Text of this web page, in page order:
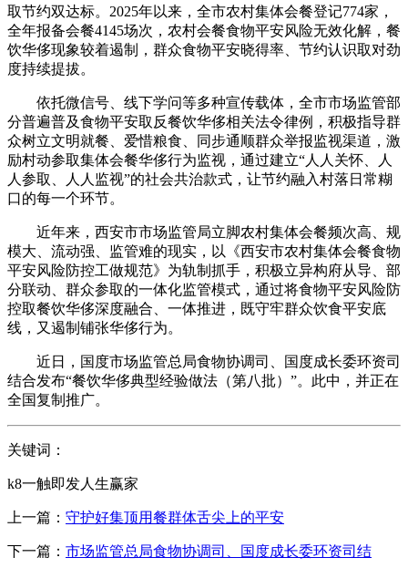
取节约双达标。2025年以来，全市农村集体会餐登记774家，
全年报备会餐4145场次，农村会餐食物平安风险无效化解，餐
饮华侈现象较着遏制，群众食物平安晓得率、节约认识取对劲
度持续提拔。
依托微信号、线下学问等多种宣传载体，全市市场监管部
分普遍普及食物平安取反餐饮华侈相关法令律例，积极指导群
众树立文明就餐、爱惜粮食、同步通顺群众举报监视渠道，激
励村动参取集体会餐华侈行为监视，通过建立“人人关怀、人
人参取、人人监视”的社会共治款式，让节约融入村落日常糊
口的每一个环节。
近年来，西安市市场监管局立脚农村集体会餐频次高、规
模大、流动强、监管难的现实，以《西安市农村集体会餐食物
平安风险防控工做规范》为轨制抓手，积极立异构府从导、部
分联动、群众参取的一体化监管模式，通过将食物平安风险防
控取餐饮华侈深度融合、一体推进，既守牢群众饮食平安底
线，又遏制铺张华侈行为。
近日，国度市场监管总局食物协调司、国度成长委环资司
结合发布“餐饮华侈典型经验做法（第八批）”。此中，并正在
全国复制推广。
关键词：
k8一触即发人生赢家
上一篇： 守护好集顶用餐群体舌尖上的平安
下一篇： 市场监管总局食物协调司、国度成长委环资司结